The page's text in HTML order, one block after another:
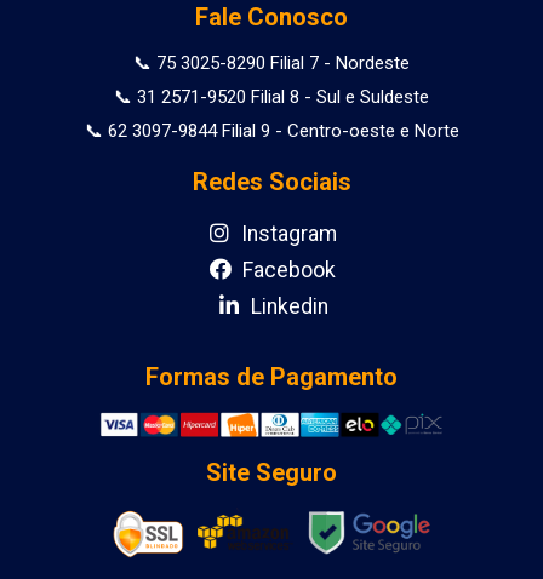
Fale Conosco
📞 75 3025-8290 Filial 7 - Nordeste
📞 31 2571-9520 Filial 8 - Sul e Suldeste
📞 62 3097-9844 Filial 9 - Centro-oeste e Norte
Redes Sociais
Instagram
Facebook
Linkedin
Formas de Pagamento
Site Seguro